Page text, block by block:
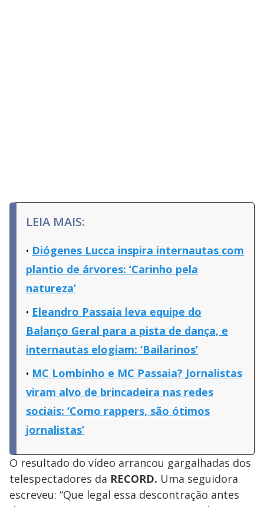
LEIA MAIS:
Diógenes Lucca inspira internautas com
plantio de árvores: ‘Carinho pela
natureza’
Eleandro Passaia leva equipe do
Balanço Geral para a pista de dança, e
internautas elogiam: ‘Bailarinos’
MC Lombinho e MC Passaia? Jornalistas
viram alvo de brincadeira nas redes
sociais: ‘Como rappers, são ótimos
jornalistas’
O resultado do vídeo arrancou gargalhadas dos
telespectadores da RECORD. Uma seguidora
escreveu: “Que legal essa descontração antes